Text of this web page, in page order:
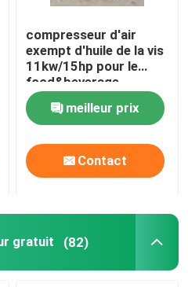
compresseur d'air
exempt d'huile de la vis
11kw/15hp pour le
food&beverage
meilleur prix
Contact
gratuit (82)